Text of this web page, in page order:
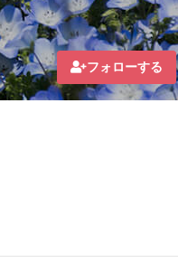
フォローする